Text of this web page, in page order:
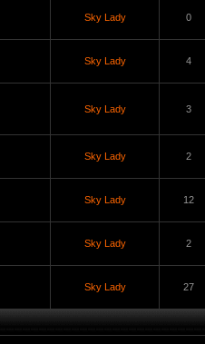
Sky Lady 0
Sky Lady 4
Sky Lady 3
Sky Lady 2
Sky Lady 12
Sky Lady 2
Sky Lady 27